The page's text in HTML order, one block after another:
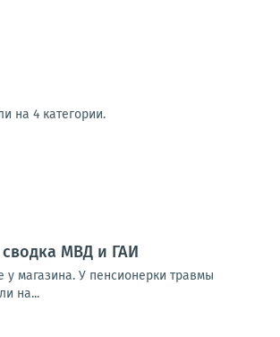
на 4 категории.
МВД и ГАИ
магазина. У пенсионерки травмы
на...